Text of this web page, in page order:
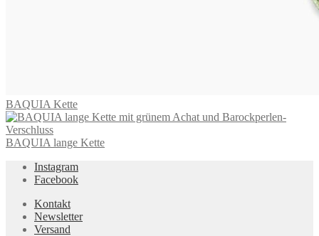
BAQUIA Kette
BAQUIA lange Kette
Instagram
Facebook
Kontakt
Newsletter
Versand